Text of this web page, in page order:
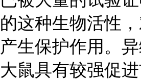
的这种生物活性
产生保护作用。
大鼠具有较强促